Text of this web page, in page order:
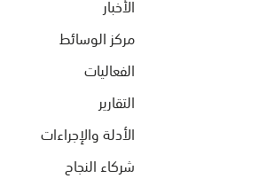
مركز الوسائط
الفعاليات
التقارير
الأدلة والإجراءات
شركاء النجاح